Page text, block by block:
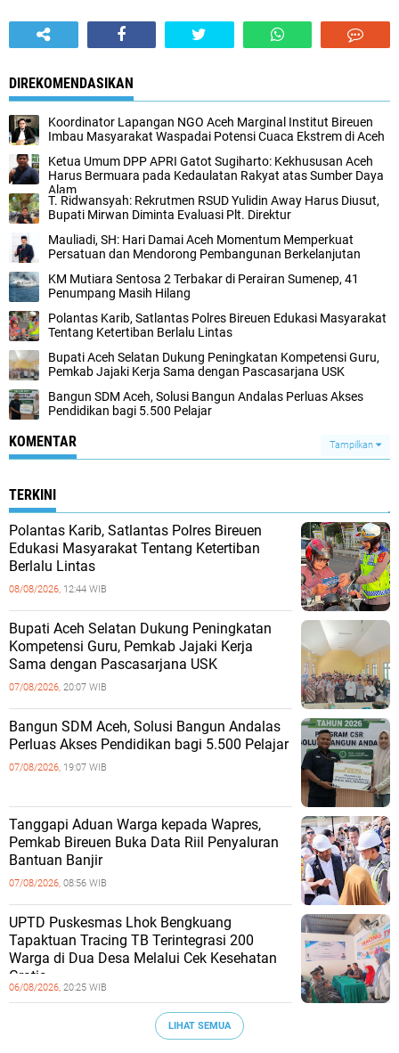
DIREKOMENDASIKAN
Koordinator Lapangan NGO Aceh Marginal Institut Bireuen
Imbau Masyarakat Waspadai Potensi Cuaca Ekstrem di Aceh
Ketua Umum DPP APRI Gatot Sugiharto: Kekhususan Aceh
Harus Bermuara pada Kedaulatan Rakyat atas Sumber Daya
Alam
T. Ridwansyah: Rekrutmen RSUD Yulidin Away Harus Diusut,
Bupati Mirwan Diminta Evaluasi Plt. Direktur
Mauliadi, SH: Hari Damai Aceh Momentum Memperkuat
Persatuan dan Mendorong Pembangunan Berkelanjutan
KM Mutiara Sentosa 2 Terbakar di Perairan Sumenep, 41
Penumpang Masih Hilang
Polantas Karib, Satlantas Polres Bireuen Edukasi Masyarakat
Tentang Ketertiban Berlalu Lintas
Bupati Aceh Selatan Dukung Peningkatan Kompetensi Guru,
Pemkab Jajaki Kerja Sama dengan Pascasarjana USK
‎Bangun SDM Aceh, Solusi Bangun Andalas Perluas Akses
Pendidikan bagi 5.500 Pelajar ‎
KOMENTAR Tampilkan
TERKINI
Polantas Karib, Satlantas Polres Bireuen
Edukasi Masyarakat Tentang Ketertiban
Berlalu Lintas
08/08/2026, 12:44 WIB
Bupati Aceh Selatan Dukung Peningkatan
Kompetensi Guru, Pemkab Jajaki Kerja
Sama dengan Pascasarjana USK
07/08/2026, 20:07 WIB
‎Bangun SDM Aceh, Solusi Bangun Andalas
Perluas Akses Pendidikan bagi 5.500 Pelajar ‎
07/08/2026, 19:07 WIB
Tanggapi Aduan Warga kepada Wapres,
Pemkab Bireuen Buka Data Riil Penyaluran
Bantuan Banjir
07/08/2026, 08:56 WIB
UPTD Puskesmas Lhok Bengkuang
Tapaktuan ‎Tracing TB Terintegrasi 200
Warga di Dua Desa Melalui Cek Kesehatan
Gratis
06/08/2026, 20:25 WIB
LIHAT SEMUA